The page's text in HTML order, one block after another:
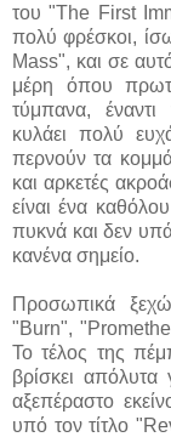
του "The First
πολύ φρέσκοι,
Mass", και σε
μέρη όπου
τύμπανα,
κυλάει πολύ
περνούν τα
και αρκετές
είναι ένα
πυκνά και δεν
κανένα σημείο.
Προσωπικά
"Burn",
Το τέλος της
βρίσκει
αξεπέραστο
υπό τον τίτλο